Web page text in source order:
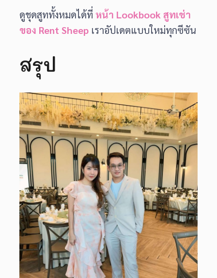
ดูชุดสูททั้งหมดได้ที่ หน้า Lookbook สูทเช่า
ของ Rent Sheep เราอัปเดตแบบใหม่ทุกซีซัน
สรุป